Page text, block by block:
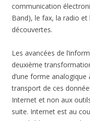
communication
Band), le fax, la radio
découvertes.
Les avancées de
deuxième
d’une forme
transport de ces
Internet et non aux
suite. Internet est au